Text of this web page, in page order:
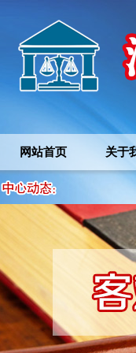
网站首页 关于